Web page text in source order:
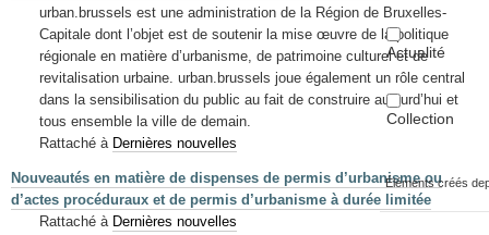
Actualité
Collection
Éléments créés
urban.brussels est une administration de la Région de Bruxelles-
Capitale dont l’objet est de soutenir la mise œuvre de la politique
régionale en matière d’urbanisme, de patrimoine culturel et de
revitalisation urbaine. urban.brussels joue également un rôle central
dans la sensibilisation du public au fait de construire aujourd’hui et
tous ensemble la ville de demain.
Rattaché à Dernières nouvelles
Nouveautés en matière de dispenses de permis d’urbanisme ou
d’actes procéduraux et de permis d’urbanisme à durée limitée
Rattaché à Dernières nouvelles